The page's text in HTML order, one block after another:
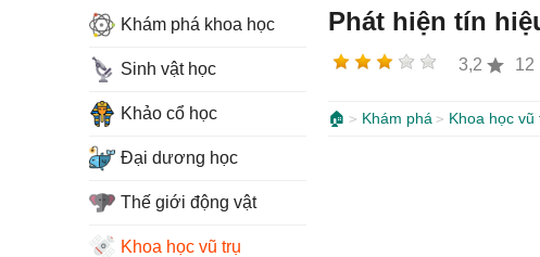
Phát hiện tín
3,2 12
🏠 Khám phá Khoa học vũ
Khám phá khoa học
Sinh vật học
Khảo cổ học
Đại dương học
Thế giới động vật
Khoa học vũ trụ